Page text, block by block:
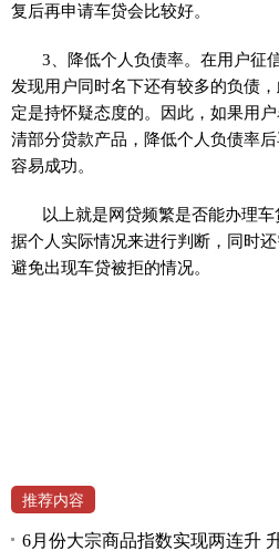
复后再申请车贷会比较好。
3、降低个人负债率。在用户征
发现用户同时名下还有较多的负债
定是持怀疑态度的。因此，如果用
清部分贷款产品，降低个人负债率
容易成功。
以上就是网贷频繁是否能办理
据个人实际情况来进行判断，同时
避免出现车贷被拒的情况。
推荐内容
6月份大宗商品指数实现两连升